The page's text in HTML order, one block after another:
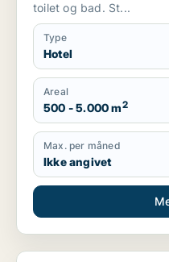
toilet og bad. St...
Type
Hotel
Areal
500 - 5.000 m2
Max. per måned
Ikke angivet